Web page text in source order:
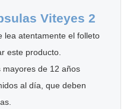
Viteyes 2
lea atentamente el folleto
este producto.
mayores de 12 años
al día, que deben